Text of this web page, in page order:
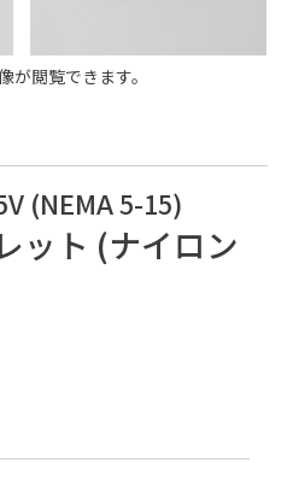
が閲覧できます。
(NEMA 5-15)
ット (ナイロン